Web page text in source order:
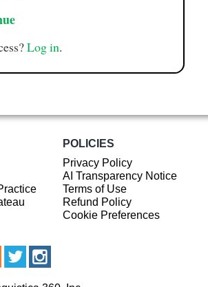
Log in.
POLICIES
Privacy Policy
AI Transparency Notice
Terms of Use
Refund Policy
Cookie Preferences